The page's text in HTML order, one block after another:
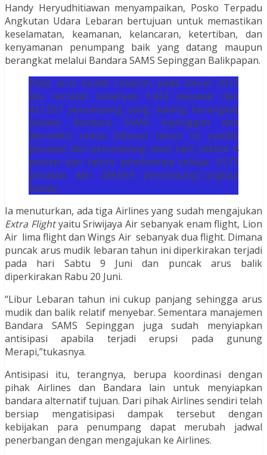
Handy Heryudhitiawan menyampaikan, Posko Terpadu
Angkutan Udara Lebaran bertujuan untuk memastikan
keselamatan, keamanan, kelancaran, ketertiban, dan
kenyamanan penumpang baik yang datang maupun
berangkat melalui Bandara SAMS Sepinggan Balikpapan.
Pada arus mudik Lebaran pada tahun 2017
lalu tercatat sebanyak 3.434 pesawat dan
421.207 penumpang yang datang berangkat
melalui Bandara SAMS Sepinggan dan
diprediksi untuk lebaran tahun ini jumlah
pesawat dan penumpang akan naik sekitar 4
persen dari tahun sebelumnya sekitar 3.571
pesawat dan 438.053 penumpang,”ungkap
Handy.
Ia menuturkan, ada tiga Airlines yang sudah mengajukan
Extra Flightyaitu Sriwijaya Air sebanyak enam flight, Lion
Air lima flight dan Wings Air sebanyak dua flight. Dimana
puncak arus mudik lebaran tahun ini diperkirakan terjadi
pada hari Sabtu 9 Juni dan puncak arus balik
diperkirakan Rabu 20 Juni.
“Libur Lebaran tahun ini cukup panjang sehingga arus
mudik dan balik relatif menyebar. Sementara manajemen
Bandara SAMS Sepinggan juga sudah menyiapkan
antisipasi apabila terjadi erupsi pada gunung
Merapi,”tukasnya.
Antisipasi itu, terangnya, berupa koordinasi dengan
pihak Airlines dan Bandara lain untuk menyiapkan
bandara alternatif tujuan. Dari pihak Airlines sendiri telah
bersiap mengatisipasi dampak tersebut dengan
kebijakan para penumpang dapat merubah jadwal
penerbangan dengan mengajukan ke Airlines.